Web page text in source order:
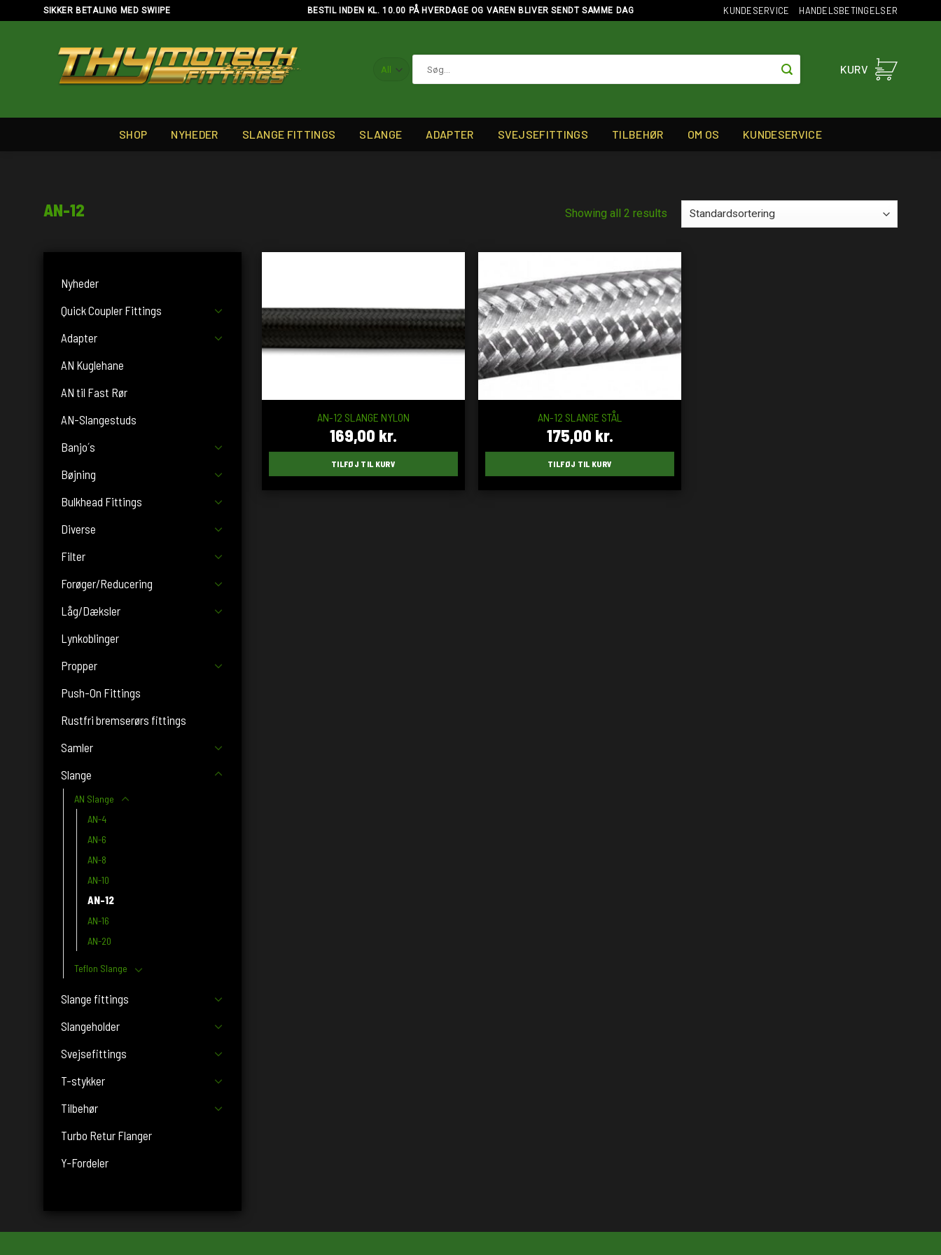
to
SIKKER BETALING MED SWIIPE BESTIL INDEN KL. 10.00 PÅ HVERDAGE OG VAREN BLIVER SENDT SAMME DAG KUNDESERVICE HANDELSBETINGELSER
efter:
KURV
SHOP NYHEDER SLANGE FITTINGS SLANGE ADAPTER SVEJSEFITTINGS TILBEHØR OM OS KUNDESERVICE
AN-12 Showing all 2 results
Nyheder
Quick Coupler Fittings
Adapter
AN Kuglehane
AN til Fast Rør
AN-Slangestuds
Banjo´s
Bøjning
Bulkhead Fittings
Diverse
Filter
Forøger/Reducering
Låg/Dæksler
Lynkoblinger
Propper
Push-On Fittings
Rustfri bremserørs fittings
Samler
Slange
AN Slange
AN-4
AN-6
AN-8
AN-10
AN-12
AN-16
AN-20
Teflon Slange
Slange fittings
Slangeholder
Svejsefittings
T-stykker
Tilbehør
Turbo Retur Flanger
Y-Fordeler
AN-12 SLANGE NYLON
169,00 kr.
TILFØJ TIL KURV
AN-12 SLANGE STÅL
175,00 kr.
TILFØJ TIL KURV